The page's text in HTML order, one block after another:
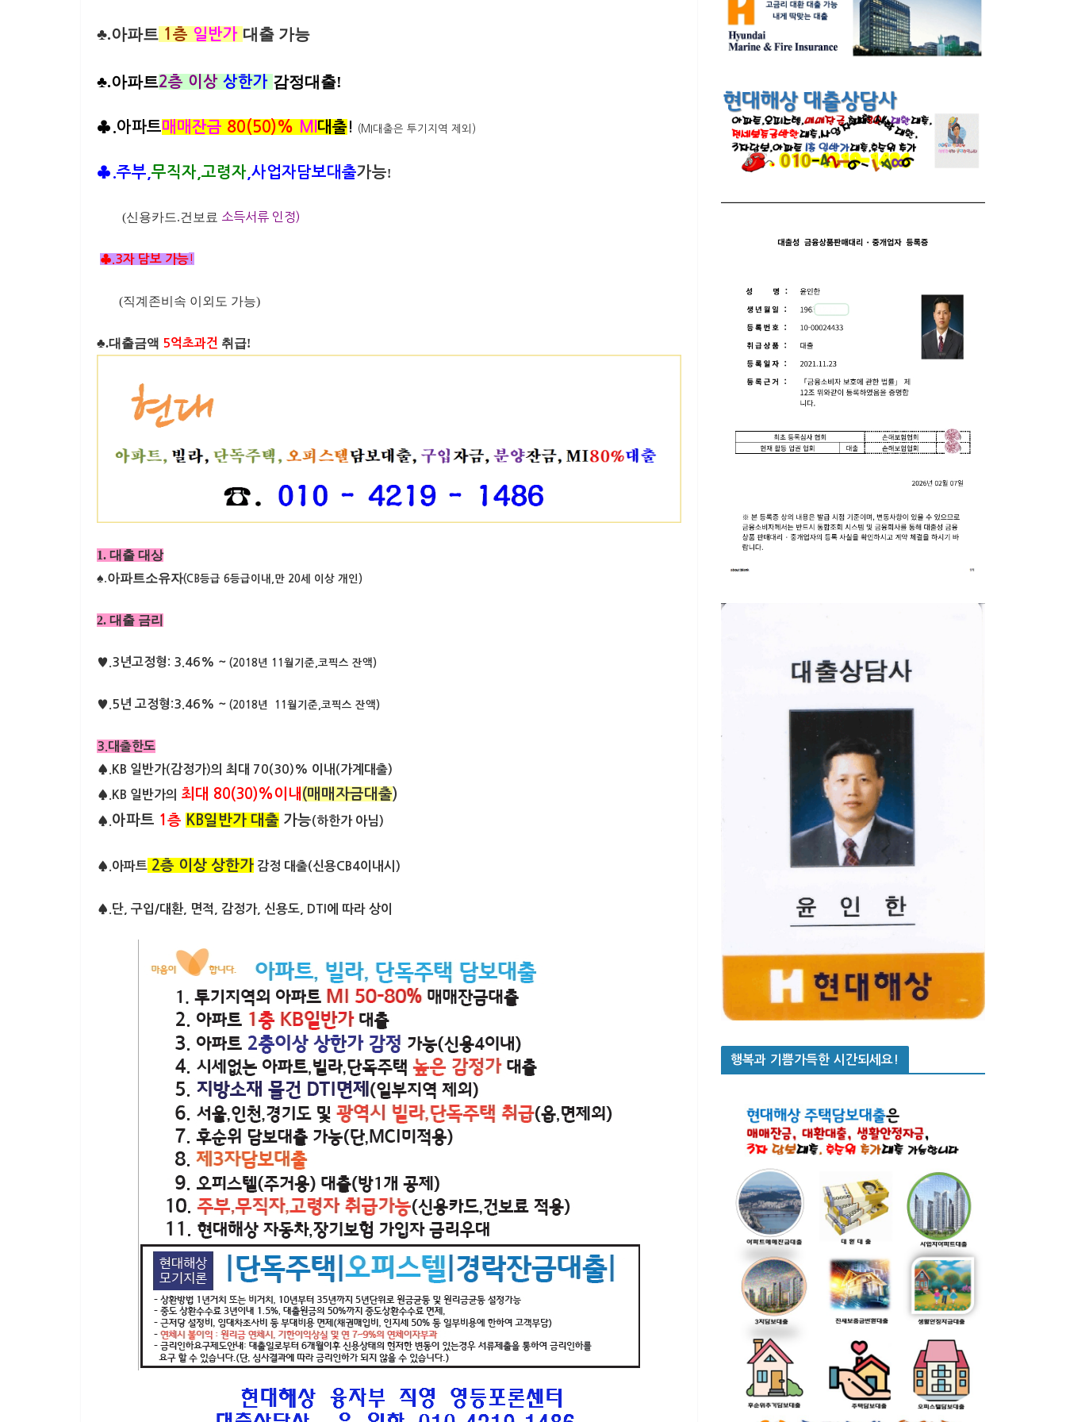
♣.아파트 1층 일반가 대출 가능
♣.아파트2층 이상 상한가 감정대출!
♣.아파트매매잔금 80(50)% MI 대출 ! (MI대출은 투기지역 제외)
♣.주부, 무직자,고령자 ,사업자담보대출가능!
(신용카드.건보료 소득서류 인정)
♣.3자 담보 가능!
(직계존비속 이외도 가능)
♣.대출금액 5억초과건 취급!
1. 대출 대상
♠.아파트소유자(CB등급 6등급이내,만 20세 이상 개인)
2. 대출 금리
♥.3년고정형: 3.46% ~ (2018년 11월기준,코픽스 잔액)
♥.5년 고정형:3.46% ~ (2018년 11월기준,코픽스 잔액)
3.대출한도
♠.KB 일반가(감정가)의 최대 70(30)% 이내(가계대출)
♠.KB 일반가의 최대 80(30)%이내 (매매자금대출)
♠. 아파트 1층 KB일반가 대출 가능(하한가 아님)
♠.아파트 2층 이상 상한가 감정 대출(신용CB4이내시)
♠.단, 구입/대환, 면적, 감정가, 신용도, DTI에 따라 상이
행복과 기쁨가득한 시간되세요!